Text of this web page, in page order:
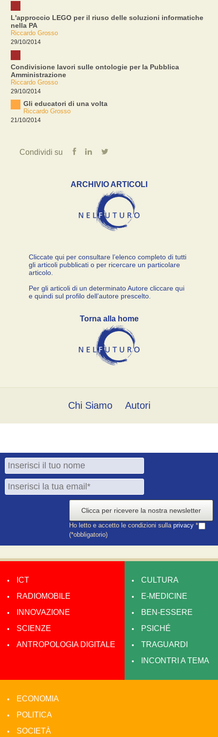
L'approccio LEGO per il riuso delle soluzioni informatiche
nella PA
Riccardo Grosso
29/10/2014
Condivisione lavori sulle ontologie per la Pubblica
Amministrazione
Riccardo Grosso
29/10/2014
Gli educatori di una volta
Riccardo Grosso
21/10/2014
Condividi su
ARCHIVIO ARTICOLI
Cliccate qui per consultare l’elenco completo di tutti
gli articoli pubblicati o per ricercare un particolare
articolo.
Per gli articoli di un determinato Autore cliccare qui
e quindi sul profilo dell’autore prescelto.
Torna alla home
Chi Siamo Autori
Clicca per ricevere la nostra newsletter
Ho letto e accetto le condizioni sulla privacy *
(*obbligatorio)
ICT
RADIOMOBILE
INNOVAZIONE
SCIENZE
ANTROPOLOGIA DIGITALE
CULTURA
E-MEDICINE
BEN-ESSERE
PSICHÉ
TRAGUARDI
INCONTRI A TEMA
ECONOMIA
POLITICA
SOCIETÀ